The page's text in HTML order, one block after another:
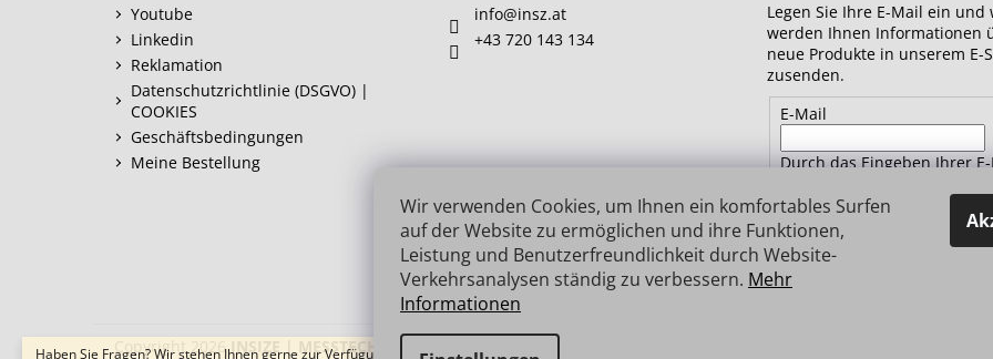
Wir verwenden Cookies, um Ihnen ein komfortables Surfen
auf der Website zu ermöglichen und ihre Funktionen,
Leistung und Benutzerfreundlichkeit durch Website-
Verkehrsanalysen ständig zu verbessern. Mehr
Informationen
Haben Sie Fragen? Wir stehen Ihnen gerne zur Verfügung → schnelle
Youtube
Linkedin
Reklamation
Datenschutzrichtlinie (DSGVO) |
COOKIES
Geschäftsbedingungen
Meine Bestellung
info@insz.at
+43 720 143 134
Legen Sie Ihre E-Mail ein und
werden Ihnen Informationen
neue Produkte in unserem E-
zusenden.
E-Mail
Durch das Eingeben Ihrer
Datenschutzbestimmungen
ANMELDEN
Copyright 2026 INSIZE | MESSTECHNIK